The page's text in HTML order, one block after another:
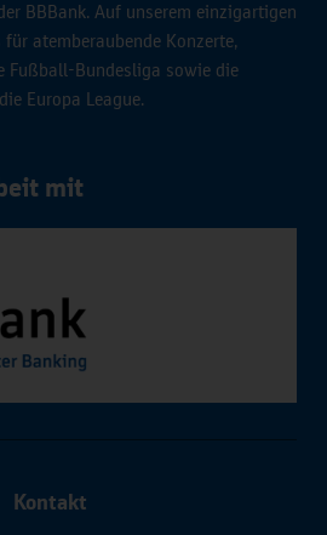
BBBank. Auf unserem einzigartigen
atemberaubende Konzerte,
Fußball-Bundesliga sowie die
Europa League.
mit
Kontakt